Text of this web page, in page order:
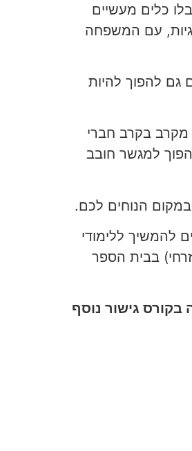
כלים מעשיים
עם המשפחה
גם להפוך להיות
מקרב בקרב חברי
למגשר חובב
הנוחים לכם.
להמשיך ללימודי
בבית הספר
בקורס גישור נוסף